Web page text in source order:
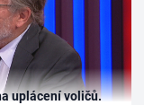
uplácení voličů.